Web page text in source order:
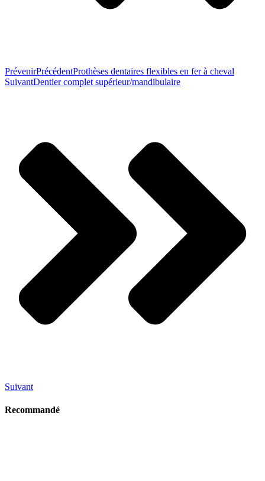
PrévenirPrécédentProthèses dentaires flexibles en fer à cheval
SuivantDentier complet supérieur/mandibulaire
Suivant
Recommandé